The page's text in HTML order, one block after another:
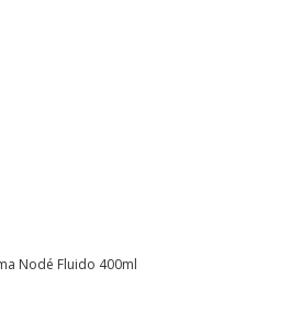
Nodé Fluido 400ml